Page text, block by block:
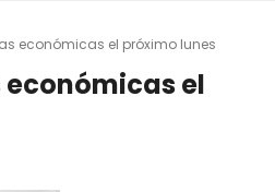
económicas el próximo lunes
el